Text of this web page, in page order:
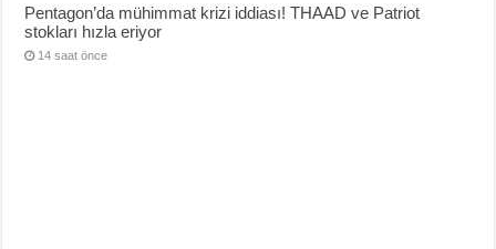
Pentagon’da mühimmat krizi iddiası! THAAD ve Patriot
stokları hızla eriyor
14 saat önce